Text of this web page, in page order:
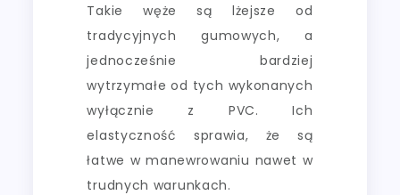
Takie węże są lżejsze od
tradycyjnych gumowych, a
jednocześnie bardziej
wytrzymałe od tych wykonanych
wyłącznie z PVC. Ich
elastyczność sprawia, że są
łatwe w manewrowaniu nawet w
trudnych warunkach.